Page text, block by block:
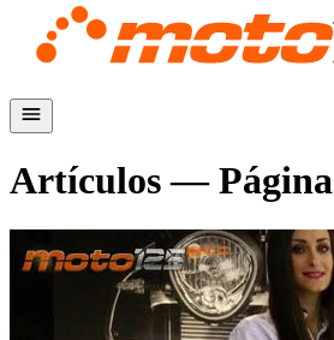
Artículos — Página